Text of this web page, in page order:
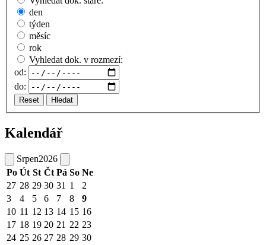
den
týden
měsíc
rok
Vyhledat dok. v rozmezí:
od:
do:
Reset Hledat
Kalendář
Srpen2026
Po Út St Čt Pá So Ne
27 28 29 30 31 1
2
3
4 5 6 7 8
9
10 11 12 13 14 15 16
17 18 19 20 21 22 23
24 25 26 27 28 29 30